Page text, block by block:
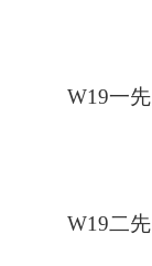
W19一先
W19二先